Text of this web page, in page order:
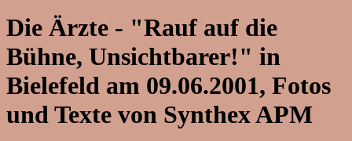
Die Ärzte - "Rauf auf die
Bühne, Unsichtbarer!" in
Bielefeld am 09.06.2001, Fotos
und Texte von Synthex APM